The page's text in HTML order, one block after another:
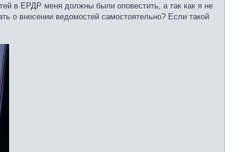
в ЕРДР меня должны были оповестить, а так как я не
о внесении ведомостей самостоятельно? Если такой